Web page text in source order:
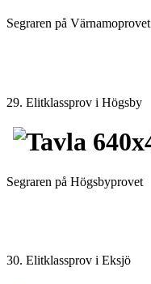
Segraren på Värnamoprovet
29. Elitklassprov i Högsby
Segraren på Högsbyprovet
30. Elitklassprov i Eksjö